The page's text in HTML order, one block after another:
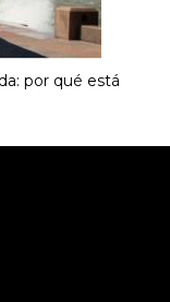
por qué está